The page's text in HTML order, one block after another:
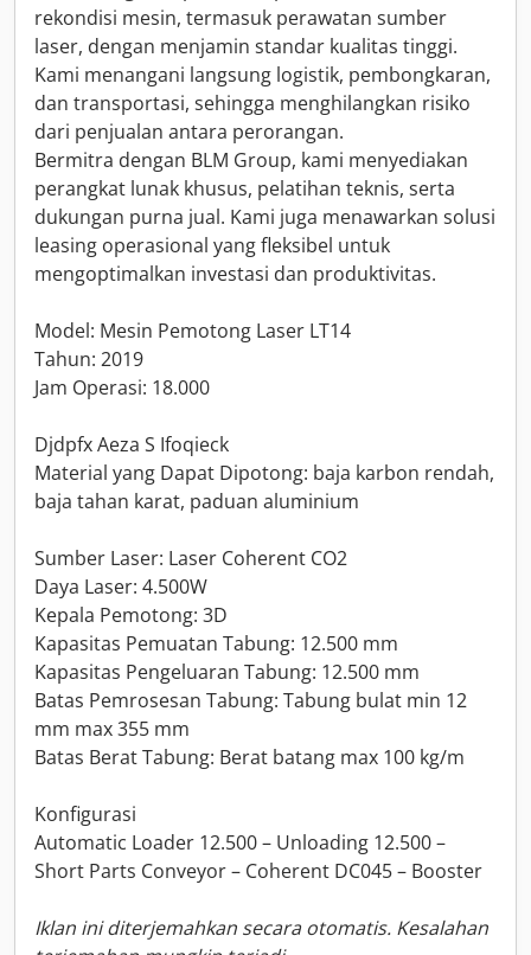
rekondisi mesin, termasuk perawatan sumber
laser, dengan menjamin standar kualitas tinggi.
Kami menangani langsung logistik, pembongkaran,
dan transportasi, sehingga menghilangkan risiko
dari penjualan antara perorangan.
Bermitra dengan BLM Group, kami menyediakan
perangkat lunak khusus, pelatihan teknis, serta
dukungan purna jual. Kami juga menawarkan solusi
leasing operasional yang fleksibel untuk
mengoptimalkan investasi dan produktivitas.
Model: Mesin Pemotong Laser LT14
Tahun: 2019
Jam Operasi: 18.000
Djdpfx Aeza S Ifoqieck
Material yang Dapat Dipotong: baja karbon rendah,
baja tahan karat, paduan aluminium
Sumber Laser: Laser Coherent CO2
Daya Laser: 4.500W
Kepala Pemotong: 3D
Kapasitas Pemuatan Tabung: 12.500 mm
Kapasitas Pengeluaran Tabung: 12.500 mm
Batas Pemrosesan Tabung: Tabung bulat min 12
mm max 355 mm
Batas Berat Tabung: Berat batang max 100 kg/m
Konfigurasi
Automatic Loader 12.500 – Unloading 12.500 –
Short Parts Conveyor – Coherent DC045 – Booster
Iklan ini diterjemahkan secara otomatis. Kesalahan